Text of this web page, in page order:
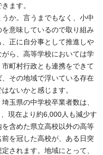
ます。
か。言うまでもなく、小中
意味しているので取り組み
正に自分事として推進しや
ら、高等学校においては学
町村行政とも連携をできて
その地域で浮いている存在
ないかと感じます。
玉県の中学校卒業者数は、
現在より約6,000人も減少す
含めた県立高校以外の高等
を冠した高校が、ある日突
されます。地域にとって、